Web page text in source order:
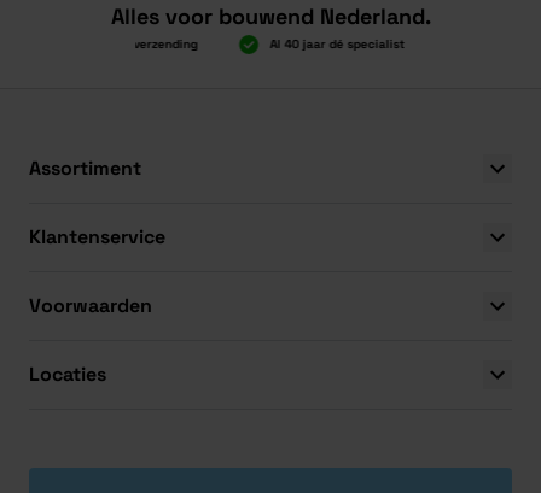
Alles voor bouwend Nederland.
Boven 2.000 gratis verzending Al 40 jaar dé specialist
Assortiment
Klantenservice
Voorwaarden
Locaties